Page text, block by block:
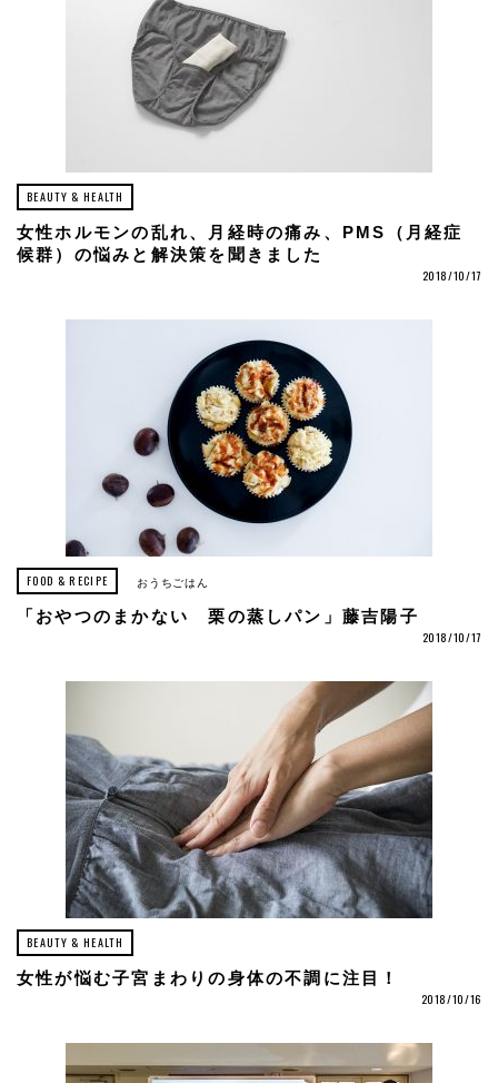
BEAUTY & HEALTH
女性ホルモンの乱れ、月経時の痛み、PMS（月経症
候群）の悩みと解決策を聞きました
2018/10/17
FOOD & RECIPE おうちごはん
「おやつのまかない 栗の蒸しパン」藤吉陽子
2018/10/17
BEAUTY & HEALTH
女性が悩む子宮まわりの身体の不調に注目！
2018/10/16